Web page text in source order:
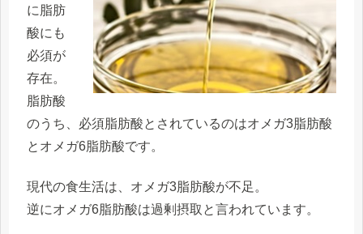
に脂肪
酸にも
必須が
存在。
脂肪酸
のうち、必須脂肪酸とされているのはオメガ3脂肪酸
とオメガ6脂肪酸です。
現代の食生活は、オメガ3脂肪酸が不足。
逆にオメガ6脂肪酸は過剰摂取と言われています。